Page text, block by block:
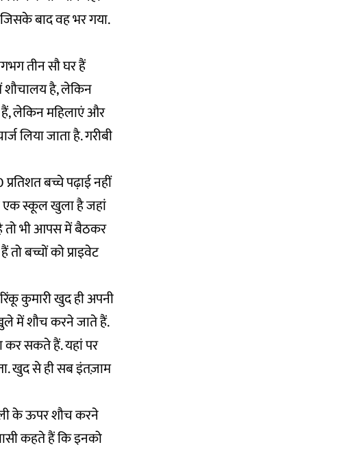
बाद वह भर गया.
तीन सौ घर हैं
शौचालय है, लेकिन
लेकिन महिलाएं और
लिया जाता है. गरीबी
बच्चे पढ़ाई नहीं
एक स्कूल खुला है जहां
तो भी आपस में बैठकर
बच्चों को प्राइवेट
कुमारी खुद ही अपनी
में शौच करने जाते हैं.
कर सकते हैं. यहां पर
खुद से ही सब इंतज़ाम
के ऊपर शौच करने
कहते हैं कि इनको